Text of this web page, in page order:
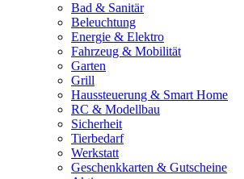
Bad & Sanitär
Beleuchtung
Energie & Elektro
Fahrzeug & Mobilität
Garten
Grill
Haussteuerung & Smart Home
RC & Modellbau
Sicherheit
Tierbedarf
Werkstatt
Geschenkkarten & Gutscheine